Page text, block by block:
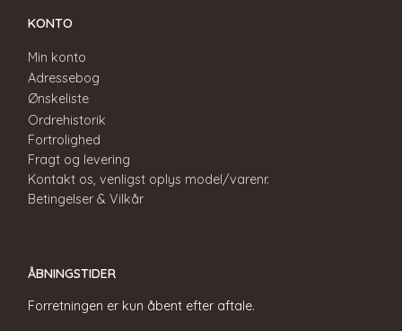
KONTO
Min konto
Adressebog
Ønskeliste
Ordrehistorik
Fortrolighed
Fragt og levering
Kontakt os, venligst oplys model/varenr.
Betingelser & Vilkår
ÅBNINGSTIDER
Forretningen er kun åbent efter aftale.